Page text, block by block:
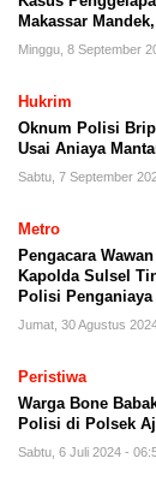
Makassar
Minggu, 8 September
Hukrim
Oknum Polisi
Usai Aniaya
Sabtu, 7 September
Metro
Pengacara
Kapolda Sulsel
Polisi Penganiaya
Jumat, 30 Agustus
Peristiwa
Warga Bone
Polisi di Polsek
Sabtu, 6 Juli 2024 -